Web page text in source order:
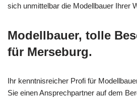
sich unmittelbar die Modellbauer Ihrer
Modellbauer, tolle
für Merseburg.
Ihr kenntnisreicher Profi für
Sie einen Ansprechpartner auf dem